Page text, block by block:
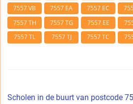
7557 VB
7557 EA 7557 EC
7557 TH
7557 TG 7557 EE
7557 TL
7557 TJ 7557 TC
Scholen in de buurt van postcode